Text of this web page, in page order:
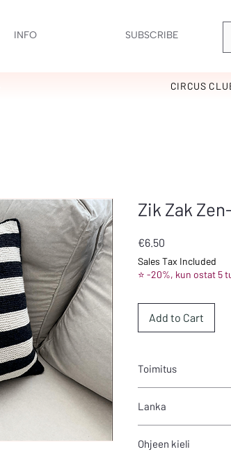
INFO SUBSCRIBE
CIRCUS
Zik Zak
€6.50
Sales Tax Included
⭐ -20%, kun ostat 5
Add to Cart
Toimitus
ja maksun jälkeen
automaattisesti
Lanka
200m/100g
Ohjeen kieli